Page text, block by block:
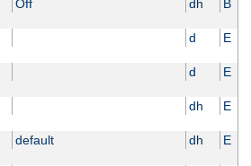
Off dh B
d E
d E
dh E
default dh E